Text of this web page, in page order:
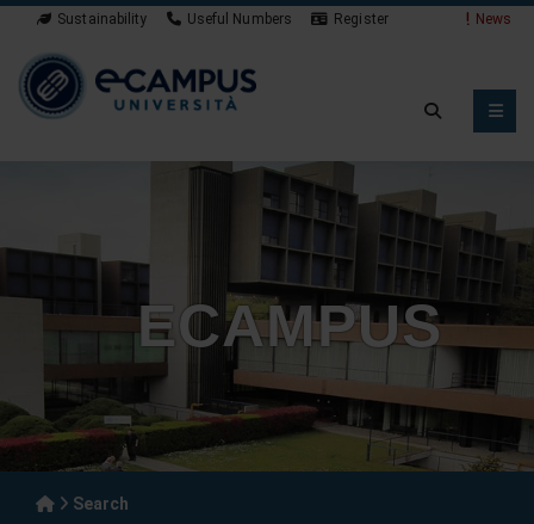
Sustainability Useful Numbers Register News
ECAMPUS
Search